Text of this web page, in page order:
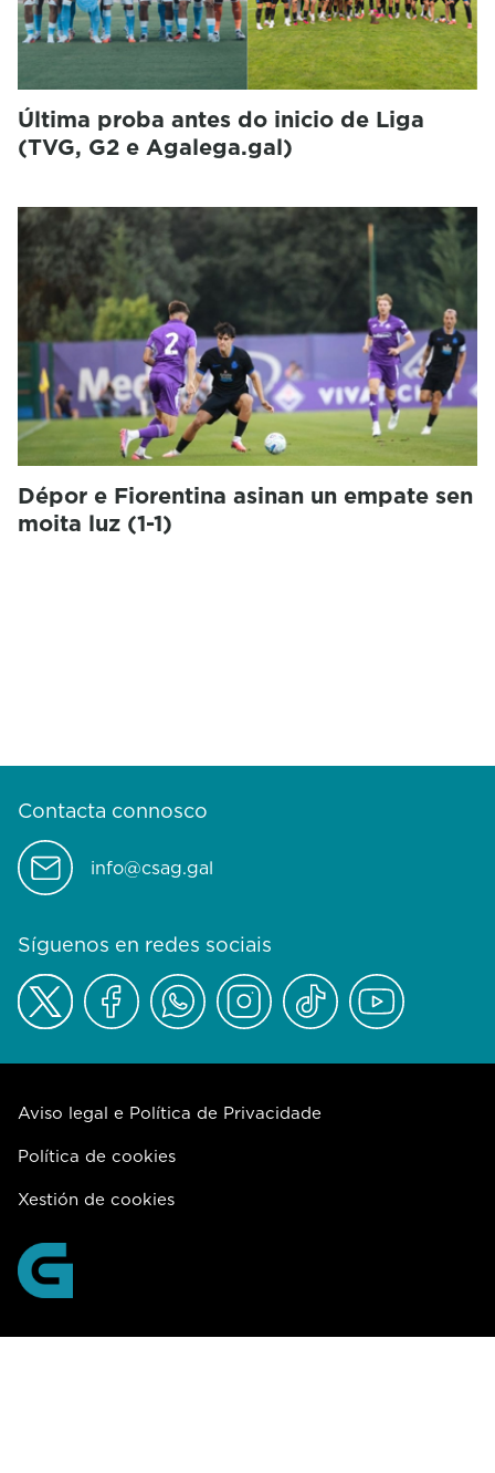
Última proba antes do inicio de Liga
(TVG, G2 e Agalega.gal)
Dépor e Fiorentina asinan un empate sen
moita luz (1-1)
Contacta connosco
info@csag.gal
Síguenos en redes sociais
Aviso legal e Política de Privacidade
Política de cookies
Xestión de cookies